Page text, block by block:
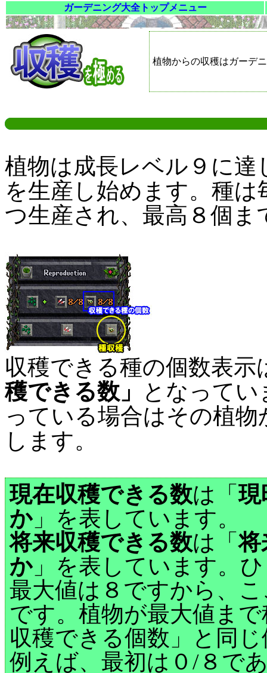
ガーデニング大全トップメニュー
植物からの収穫はガーデ
植物は成長レベル９に
を生産し始めます。種
つ生産され、最高８個ま
収穫できる種の個数表示
穫できる数」
となって
っている場合はその植
します。
現在収穫できる数は「現
か 」を表しています。
将来収穫できる数は「将
か 」を表しています。
最大値は８ですから、
です。植物が最大値ま
収穫できる個数」と同
例えば、最初は０/８で